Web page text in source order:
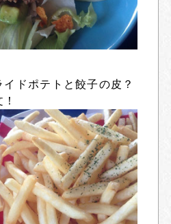
ドポテトと餃子の皮？